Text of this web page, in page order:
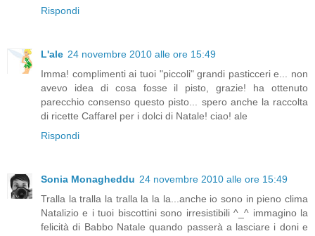
Rispondi
L'ale 24 novembre 2010 alle ore 15:49
Imma! complimenti ai tuoi "piccoli" grandi pasticceri e... non
avevo idea di cosa fosse il pisto, grazie! ha ottenuto
parecchio consenso questo pisto... spero anche la raccolta
di ricette Caffarel per i dolci di Natale! ciao! ale
Rispondi
Sonia Monagheddu 24 novembre 2010 alle ore 15:49
Tralla la tralla la tralla la la la...anche io sono in pieno clima
Natalizio e i tuoi biscottini sono irresistibili ^_^ immagino la
felicità di Babbo Natale quando passerà a lasciare i doni e